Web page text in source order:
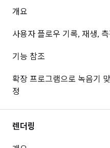
개요
사용자 플로우 기록, 재생,
기능 참조
확장 프로그램으로 녹음기
정
렌더링